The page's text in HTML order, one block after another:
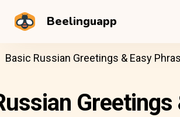
Beelinguapp
Basic Russian Greetings & Easy
Greetings